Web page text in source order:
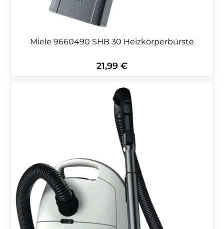
Miele 9660490 SHB 30 Heizkörperbürste
Regulärer Preis:
21,99 €